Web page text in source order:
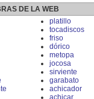
DE LA WEB
platillo
tocadiscos
friso
dórico
metopa
jocosa
sirviente
garabato
achicador
achicar